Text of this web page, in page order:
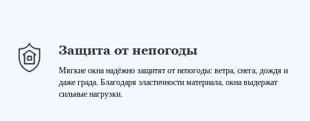
Защита от непогоды
Мягкие окна надёжно защитят от непогоды: ветра, снега, дождя и
даже града. Благодаря эластичности материала, окна выдержат
сильные нагрузки.